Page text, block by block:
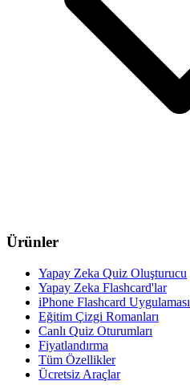
Ürünler
Yapay Zeka Quiz Oluşturucu
Yapay Zeka Flashcard'lar
iPhone Flashcard Uygulaması
Eğitim Çizgi Romanları
Canlı Quiz Oturumları
Fiyatlandırma
Tüm Özellikler
Ücretsiz Araçlar